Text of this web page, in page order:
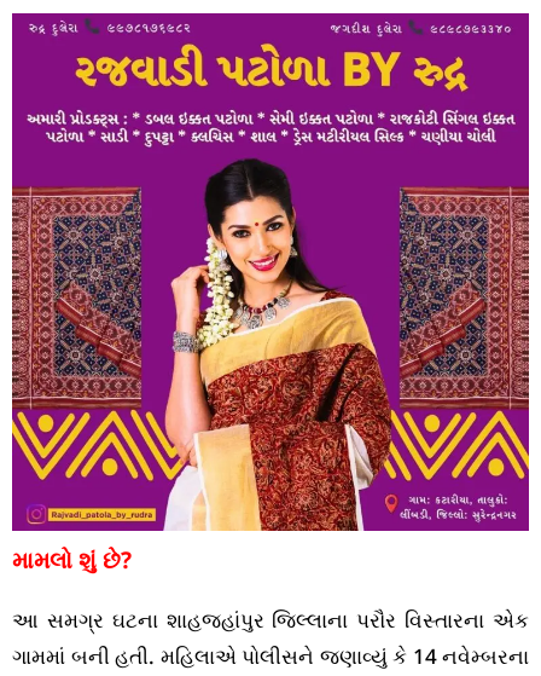
મામલો શું છે?
આ સમગ્ર ઘટના શાહજહાંપુર જિલ્લાના પરૌર વિસ્તારના એક
ગામમાં બની હતી. મહિલાએ પોલીસને જણાવ્યું કે 14 નવેમ્બરના